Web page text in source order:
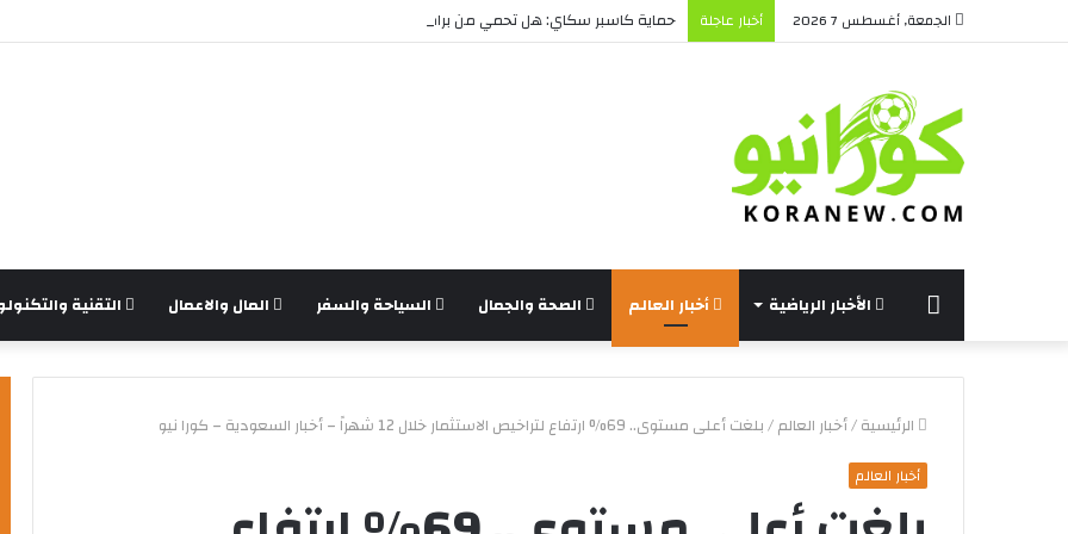
الجمعة, أغسطس 7 2026 أخبار عاجلة حماية كاسبر سكاي: هل تحمي من برامج الفدية والاختراقات الحديثة؟
الرئيسة الأخبار الرياضية أخبار العالم الصحة والجمال السياحة والسفر المال والاعمال التقنية
الرئيسية/أخبار العالم/بلغت أعلى مستوى.. 69% ارتفاع لتراخيص الاستثمار خلال 12 شهراً – أخبار السعودية – كورا نيو
أخبار العالم